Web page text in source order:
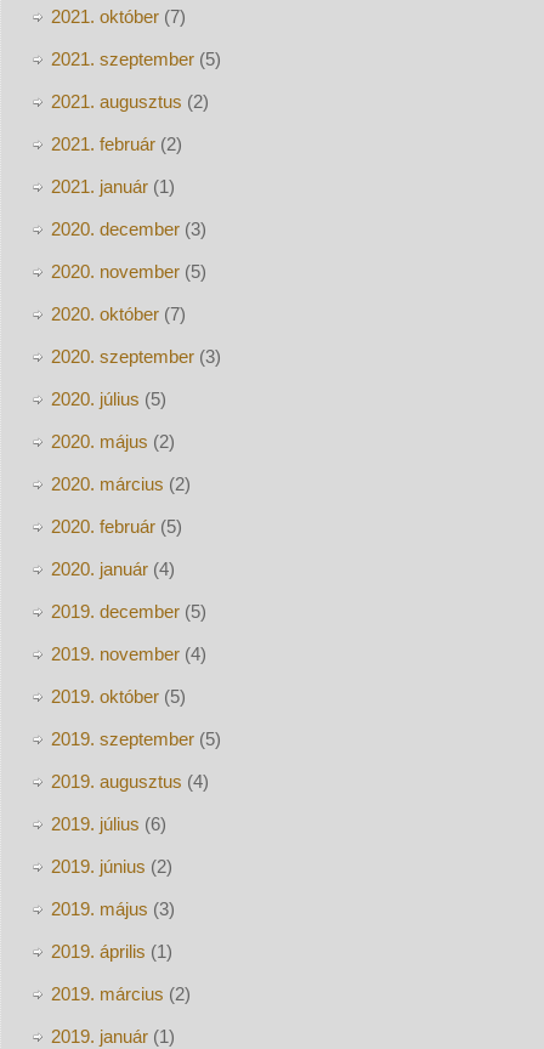
2021. október(7)
2021. szeptember(5)
2021. augusztus (2)
2021. február(2)
2021. január(1)
2020. december(3)
2020. november(5)
2020. október(7)
2020. szeptember(3)
2020. július (5)
2020. május (2)
2020. március (2)
2020. február(5)
2020. január(4)
2019. december(5)
2019. november(4)
2019. október(5)
2019. szeptember(5)
2019. augusztus (4)
2019. július (6)
2019. június (2)
2019. május (3)
2019. április (1)
2019. március (2)
2019. január(1)